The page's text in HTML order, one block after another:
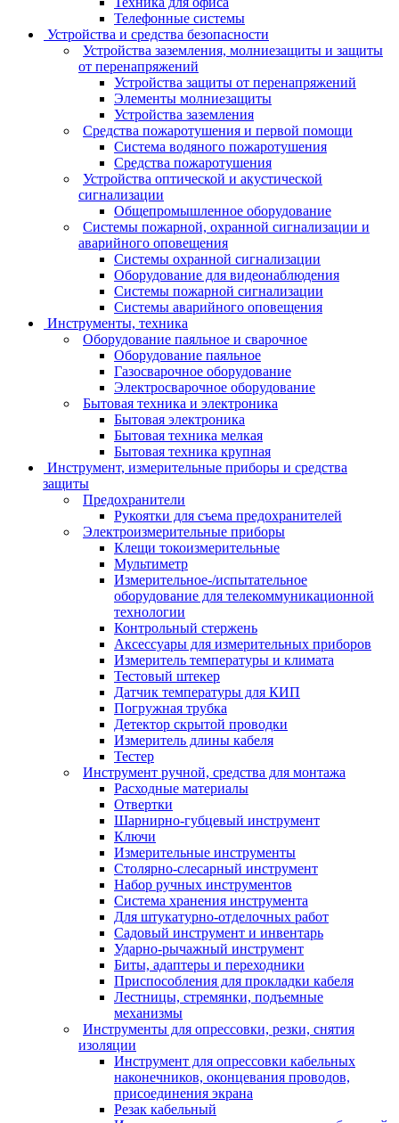
Телефонные системы
Устройства и средства безопасности
Устройства заземления, молниезащиты и защиты
от перенапряжений
Устройства защиты от перенапряжений
Элементы молниезащиты
Устройства заземления
Средства пожаротушения и первой помощи
Система водяного пожаротушения
Средства пожаротушения
Устройства оптической и акустической
сигнализации
Общепромышленное оборудование
Системы пожарной, охранной сигнализации и
аварийного оповещения
Системы охранной сигнализации
Оборудование для видеонаблюдения
Системы пожарной сигнализации
Системы аварийного оповещения
Инструменты, техника
Оборудование паяльное и сварочное
Оборудование паяльное
Газосварочное оборудование
Электросварочное оборудование
Бытовая техника и электроника
Бытовая электроника
Бытовая техника мелкая
Бытовая техника крупная
Инструмент, измерительные приборы и средства
защиты
Предохранители
Рукоятки для съема предохранителей
Электроизмерительные приборы
Клещи токоизмерительные
Мультиметр
Измерительное-/испытательное
оборудование для телекоммуникационной
технологии
Контрольный стержень
Аксессуары для измерительных приборов
Измеритель температуры и климата
Тестовый штекер
Датчик температуры для КИП
Погружная трубка
Детектор скрытой проводки
Измеритель длины кабеля
Тестер
Инструмент ручной, средства для монтажа
Расходные материалы
Отвертки
Шарнирно-губцевый инструмент
Ключи
Измерительные инструменты
Столярно-слесарный инструмент
Набор ручных инструментов
Система хранения инструмента
Для штукатурно-отделочных работ
Садовый инструмент и инвентарь
Ударно-рычажный инструмент
Биты, адаптеры и переходники
Приспособления для прокладки кабеля
Лестницы, стремянки, подъемные
механизмы
Инструменты для опрессовки, резки, снятия
изоляции
Инструмент для опрессовки кабельных
наконечников, оконцевания проводов,
присоединения экрана
Резак кабельный